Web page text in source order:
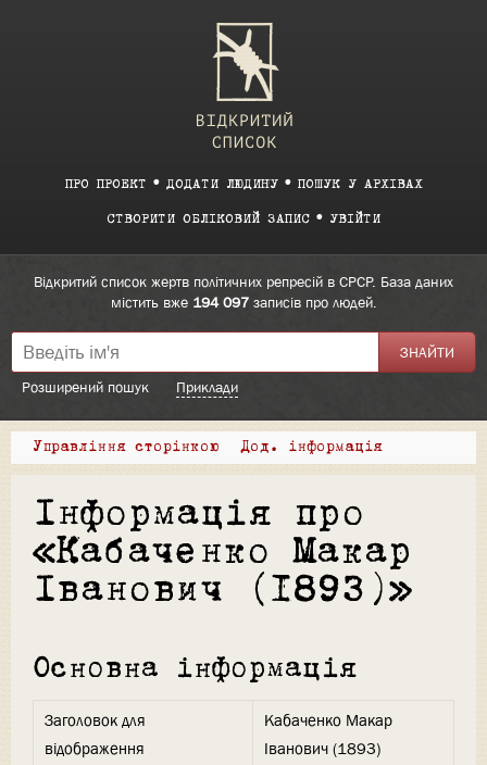
ПРО ПРОЕКТ ДОДАТИ ЛЮДИНУ ПОШУК У АРХІВАХ
СТВОРИТИ ОБЛІКОВИЙ ЗАПИС УВІЙТИ
Відкритий список жертв політичних репресій в СРСР. База даних
містить вже 194 097записів про людей.
Розширений пошук Приклади
Управління сторінкою Дод. інформація
Інформація про
«Кабаченко Макар
Іванович (1893)»
Основна інформація
Заголовок для
відображення
Кабаченко Макар
Іванович (1893)